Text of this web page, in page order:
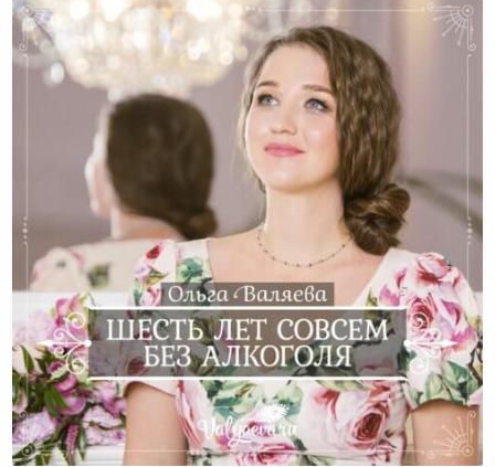
Шесть Лет Совсем Без Алкоголя